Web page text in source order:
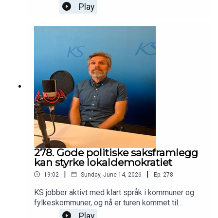
for et mer inkluderende arbeidsliv.Gustav
Weiberg-Aurdal, spesialrådgiver i KS, har gått
Kristian Enger, regiondirektør i NHO Viken Oslo, er
også er opptatt av at næringslivet og kommunene
er avhengig av hverandre. Vi snakker også med
ordfører Magnus Arnesen i Sarpsborg kommune,
hvor de har gått fra prat til praksis.
Play
278. Gode politiske saksframlegg
kan styrke lokaldemokratiet
19:02 | Sunday, June 14, 2026 | Ep. 278
KS jobber aktivt med klart språk i kommuner og
fylkeskommuner, og nå er turen kommet til
politiske saksframlegg.En rapport Menon
Play